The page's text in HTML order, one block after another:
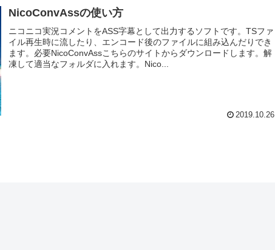
NicoConvAssの使い方
ニコニコ実況コメントをASS字幕として出力するソフトです。TSファ
イル再生時に流したり、エンコード後のファイルに組み込んだりでき
ます。必要NicoConvAssこちらのサイトからダウンロードします。解
凍して適当なフォルダに入れます。Nico...
2019.10.26